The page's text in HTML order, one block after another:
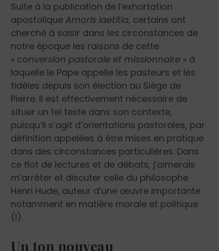
Suite à la publication de l’exhortation
apostolique Amoris laetitia, certains ont
cherché à saisir dans les circonstances de
notre époque les raisons de cette
« conversion pastorale et missionnaire » à
laquelle le Pape appelle les pasteurs et les
fidèles depuis son élection au Siège de
Pierre. Il est effectivement nécessaire de
situer un tel texte dans son contexte,
puisqu’il s’agit d’orientations pastorales, par
définition appelées à être mises en pratique
dans des circonstances particulières. Dans
ce flot de lectures et de débats, j’aimerais
m’arrêter et discuter celle du philosophe
Henri Hude, auteur d’une œuvre importante
notamment en matière morale et politique
(1).
Un ton nouveau